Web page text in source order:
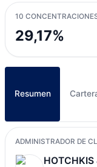
10
29,17%
Resumen
ADMINISTRADOR DE
HOTCHKIS